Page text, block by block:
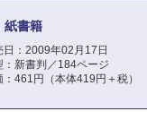
紙書籍
日：2009年02月17日
：新書判／184ページ
：461円（本体419円＋税）